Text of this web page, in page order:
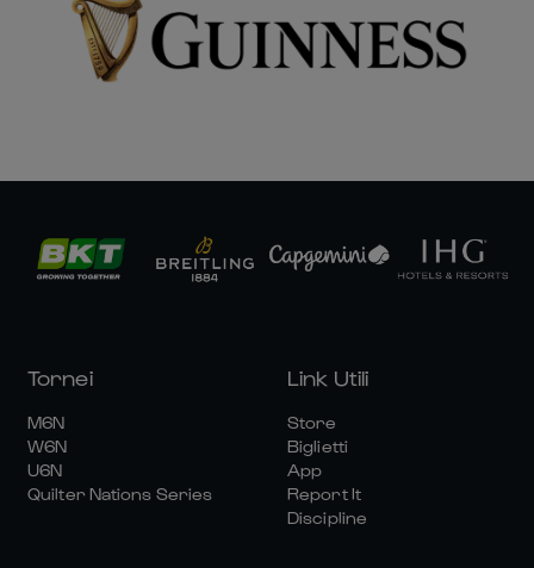
Tornei
M6N
W6N
U6N
Quilter Nations Series
Link Utili
Store
Biglietti
App
Report It
Discipline